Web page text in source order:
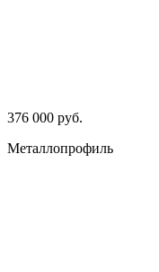
376 000 руб.
Металлопрофиль